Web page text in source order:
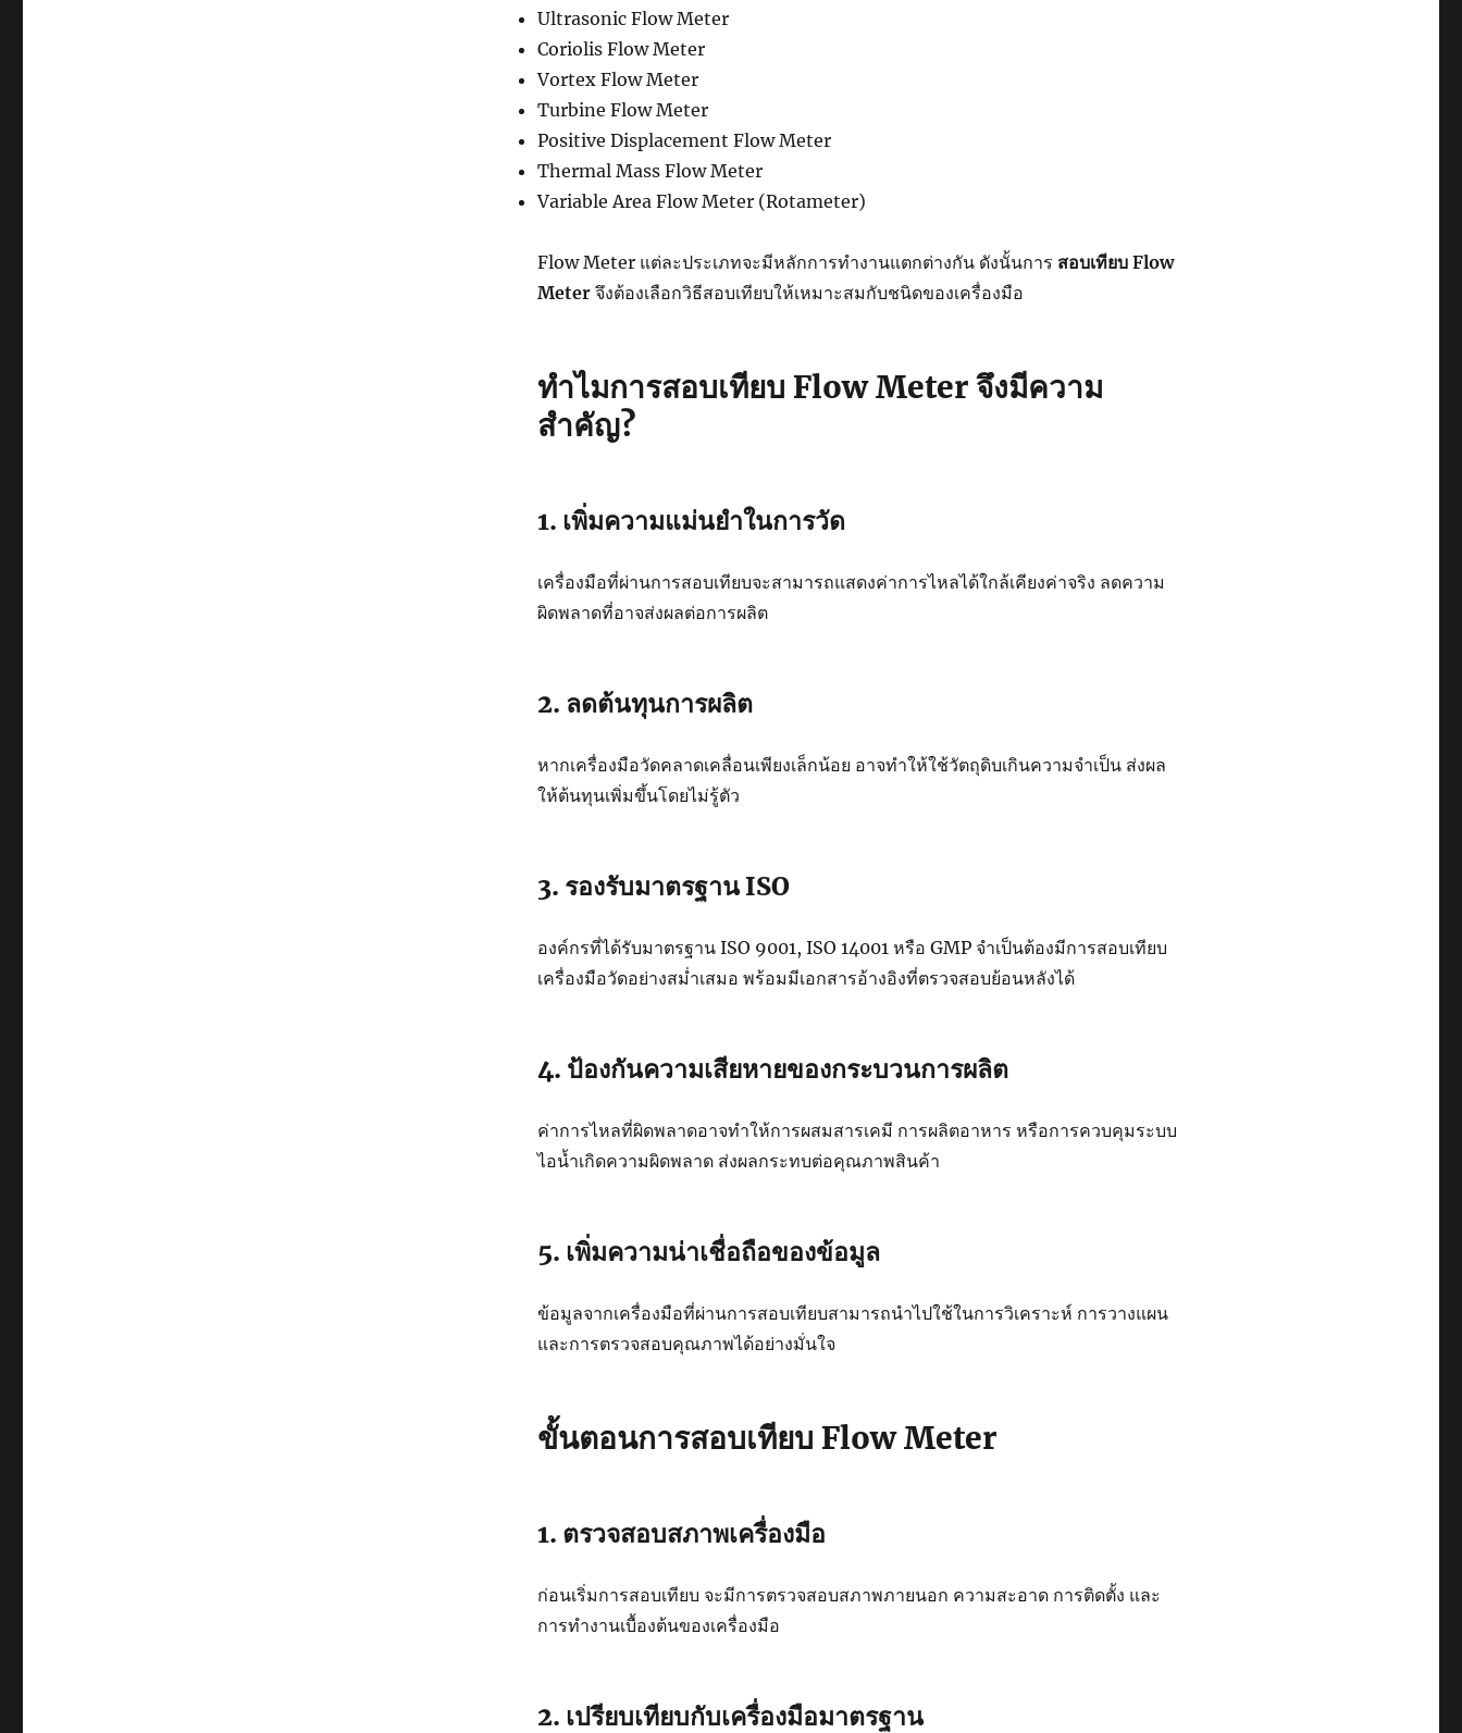
Ultrasonic Flow Meter
Coriolis Flow Meter
Vortex Flow Meter
Turbine Flow Meter
Positive Displacement Flow Meter
Thermal Mass Flow Meter
Variable Area Flow Meter (Rotameter)
Flow Meter แต่ละประเภทจะมีหลักการทำงานแตกต่างกัน ดังนั้นการ สอบเทียบ Flow
Meter จึงต้องเลือกวิธีสอบเทียบให้เหมาะสมกับชนิดของเครื่องมือ
ทำไมการสอบเทียบ Flow Meter จึงมีความ
สำคัญ?
1. เพิ่มความแม่นยำในการวัด
เครื่องมือที่ผ่านการสอบเทียบจะสามารถแสดงค่าการไหลได้ใกล้เคียงค่าจริง ลดความ
ผิดพลาดที่อาจส่งผลต่อการผลิต
2. ลดต้นทุนการผลิต
หากเครื่องมือวัดคลาดเคลื่อนเพียงเล็กน้อย อาจทำให้ใช้วัตถุดิบเกินความจำเป็น ส่งผล
ให้ต้นทุนเพิ่มขึ้นโดยไม่รู้ตัว
3. รองรับมาตรฐาน ISO
องค์กรที่ได้รับมาตรฐาน ISO 9001, ISO 14001 หรือ GMP จำเป็นต้องมีการสอบเทียบ
เครื่องมือวัดอย่างสม่ำเสมอ พร้อมมีเอกสารอ้างอิงที่ตรวจสอบย้อนหลังได้
4. ป้องกันความเสียหายของกระบวนการผลิต
ค่าการไหลที่ผิดพลาดอาจทำให้การผสมสารเคมี การผลิตอาหาร หรือการควบคุมระบบ
ไอน้ำเกิดความผิดพลาด ส่งผลกระทบต่อคุณภาพสินค้า
5. เพิ่มความน่าเชื่อถือของข้อมูล
ข้อมูลจากเครื่องมือที่ผ่านการสอบเทียบสามารถนำไปใช้ในการวิเคราะห์ การวางแผน
และการตรวจสอบคุณภาพได้อย่างมั่นใจ
ขั้นตอนการสอบเทียบ Flow Meter
1. ตรวจสอบสภาพเครื่องมือ
ก่อนเริ่มการสอบเทียบ จะมีการตรวจสอบสภาพภายนอก ความสะอาด การติดตั้ง และ
การทำงานเบื้องต้นของเครื่องมือ
2. เปรียบเทียบกับเครื่องมือมาตรฐาน